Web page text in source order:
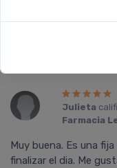
se ve la diferencia es
Después de usar
Julieta
Farmacia
Muy buena. Es una
finalizar el dia. Me